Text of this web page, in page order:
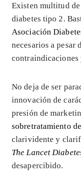
Existen multitud
diabetes tipo 2.
Asociación
necesarios a pesar
contraindicaciones
No deja de ser
innovación de
presión de
sobretratamiento
clarividente y
The Lancet
desapercibido.